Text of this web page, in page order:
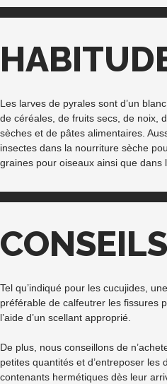
Les larves de pyrales sont d’un
de céréales, de fruits secs, de noix,
sèches et de pâtes alimentaires.
insectes dans la nourriture sèche
graines pour oiseaux ainsi que dans
CONSEILS
Tel qu’indiqué pour les cucujides,
préférable de calfeutrer les fissures
l’aide d’un scellant approprié.
De plus, nous conseillons de
petites quantités et d’entreposer les
contenants hermétiques dès leur